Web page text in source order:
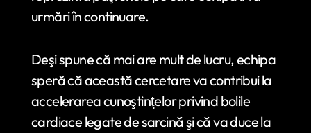
urmări în continuare.
Deşi spune că mai are mult de lucru, echipa
speră că această cercetare va contribui la
accelerarea cunoştinţelor privind bolile
cardiace legate de sarcină şi că va duce la